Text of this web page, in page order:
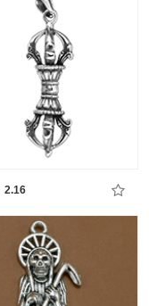
2.16